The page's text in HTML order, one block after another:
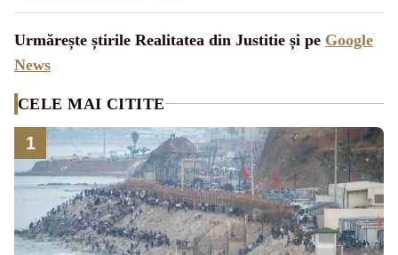
Urmărește știrile Realitatea din Justitie și pe Google
News
CELE MAI CITITE
1